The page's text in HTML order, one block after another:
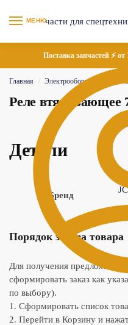
МЕНЮ
Поставка запчастей ⚡
Главная / Электрооборудование
Реле втягивающее
Детали
Бренд
Порядок заказа товара
Для получения предложения
сформировать заказ как
по выбору).
1. Сформировать список
2. Перейти в Корзину и